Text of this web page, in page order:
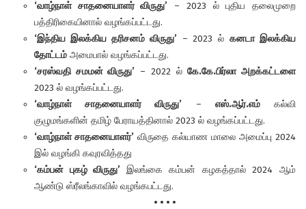
‘வாழ்நாள் சாதனையாளர் விருது’ – 2023 ல் புதிய தலைமுறை
பத்திரிகையினால் வழங்கப்பட்டது.
‘இந்திய இலக்கிய தரிசனம் விருது’– 2023 ல்கனடா இலக்கிய
தோட்டம் அமைபால் வழங்கப்பட்டது.
‘சரஸ்வதி சமமன் விருது’ – 2022 ல்கே.கே.பிர்லா அறக்கட்டளை
2023 ல் வழங்கப்பட்டது.
‘வாழ்நாள் சாதனையாளர் விருது’ – எஸ்.ஆர்.எம்கல்வி
குழுமங்களின் தமிழ் பேராயத்தினால் 2023 ல் வழங்கப்பட்டது.
‘வாழ்நாள் சாதனையாளர்’ விருதை கல்யாண மாலை அமைப்பு 2024
இல் வழங்கி கவுரவித்தது
‘கம்பன் புகழ் விருது’ இலங்கை கம்பன் கழகத்தால் 2024 ஆம்
ஆண்டு ஸ்ரீலங்காவில் வழங்கபட்டது.
• • • •